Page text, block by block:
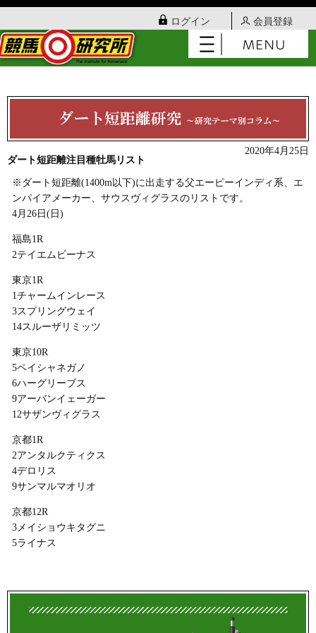
ログイン 会員登録
2020年4月25日
ダート短距離注目種牡馬リスト
※ダート短距離(1400m以下)に出走する父エーピーインディ系、エ
ンパイアメーカー、サウスヴィグラスのリストです。
4月26日(日)
福島1R
2テイエムビーナス
東京1R
1チャームインレース
3スプリングウェイ
14スルーザリミッツ
東京10R
5ペイシャネガノ
6ハーグリーブス
9アーバンイェーガー
12サザンヴィグラス
京都1R
2アンタルクティクス
4デロリス
9サンマルマオリオ
京都12R
3メイショウキタグニ
5ライナス